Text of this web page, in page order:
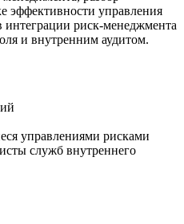
эффективности управления
интеграции риск-менеджмента
и внутренним аудитом.
управлениями рисками
служб внутреннего